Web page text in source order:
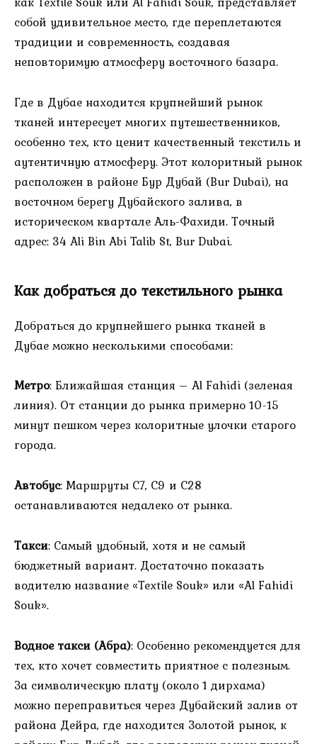
собой удивительное место, где переплетаются
традиции и современность, создавая
неповторимую атмосферу восточного базара.
Где в Дубае находится крупнейший рынок
тканей интересует многих путешественников,
особенно тех, кто ценит качественный текстиль и
аутентичную атмосферу. Этот колоритный рынок
расположен в районе Бур Дубай (Bur Dubai), на
восточном берегу Дубайского залива, в
историческом квартале Аль-Фахиди. Точный
адрес: 34 Ali Bin Abi Talib St, Bur Dubai.
Как добраться до текстильного рынка
Добраться до крупнейшего рынка тканей в
Дубае можно несколькими способами:
Метро: Ближайшая станция – Al Fahidi (зеленая
линия). От станции до рынка примерно 10-15
минут пешком через колоритные улочки старого
города.
Автобус: Маршруты C7, C9 и C28
останавливаются недалеко от рынка.
Такси: Самый удобный, хотя и не самый
бюджетный вариант. Достаточно показать
водителю название «Textile Souk» или «Al Fahidi
Souk».
Водное такси (Абра): Особенно рекомендуется для
тех, кто хочет совместить приятное с полезным.
За символическую плату (около 1 дирхама)
можно переправиться через Дубайский залив от
района Дейра, где находится Золотой рынок, к